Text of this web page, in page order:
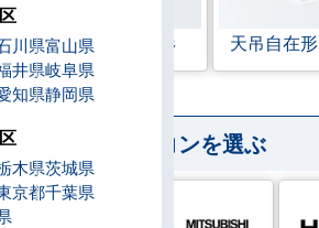
天井埋込ダクト形 天吊自在形
から業務用エアコンを選ぶ
川県富山県
井県岐阜県
知県静岡県
木県茨城県
京都千葉県